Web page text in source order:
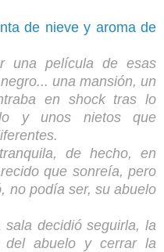
de nieve y aroma de
una película de esas
una mansión, un
en shock tras lo
y unos nietos que
de hecho, en
que sonreía, pero
no podía ser, su abuelo
decidió seguirla, la
del abuelo y cerrar la